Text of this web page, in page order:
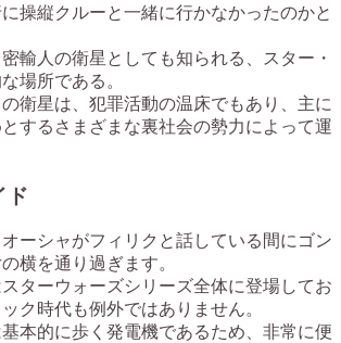
操縦クルーと一緒に行かなかったのかと
輸人の衛星としても知られる、スター・
場所である。
衛星は、犯罪活動の温床でもあり、主に
するさまざまな裏社会の勢力によって運
ド
ーシャがフィリクと話している間にゴン
横を通り過ぎます。
ターウォーズシリーズ全体に登場してお
ク時代も例外ではありません。
本的に歩く発電機であるため、非常に便